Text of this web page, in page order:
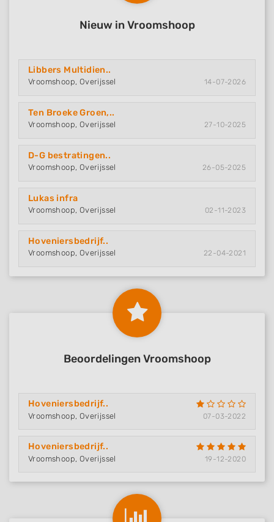
Nieuw in Vroomshoop
Libbers Multidien..
Vroomshoop, Overijssel 14-07-2026
Ten Broeke Groen,..
Vroomshoop, Overijssel 27-10-2025
D-G bestratingen..
Vroomshoop, Overijssel 26-05-2025
Lukas infra
Vroomshoop, Overijssel 02-11-2023
Hoveniersbedrijf..
Vroomshoop, Overijssel 22-04-2021
Beoordelingen Vroomshoop
Hoveniersbedrijf..
Vroomshoop, Overijssel 07-03-2022
Hoveniersbedrijf..
Vroomshoop, Overijssel 19-12-2020